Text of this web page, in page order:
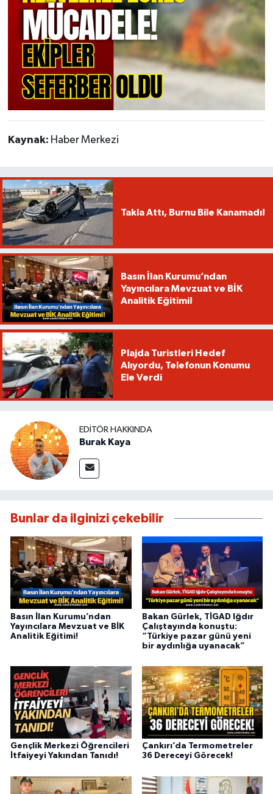
Kaynak: Haber Merkezi
Takla Attı, Burnu Bile Kanamadı!
Basın İlan Kurumu’ndan
Yayıncılara Mevzuat ve BİK
Analitik Eğitimi!
Plajda Turistleri Hedef
Alıyordu, Telefonun Konumu
Ele Verdi
EDITÖR HAKKINDA
Burak Kaya
Bunlar da ilginizi çekebilir
Basın İlan Kurumu’ndan
Yayıncılara Mevzuat ve BİK
Analitik Eğitimi!
Bakan Gürlek, TİGAD Iğdır
Çalıştayında konuştu:
“Türkiye pazar günü yeni
bir aydınlığa uyanacak”
Gençlik Merkezi Öğrencileri
İtfaiyeyi Yakından Tanıdı!
Çankırı’da Termometreler
36 Dereceyi Görecek!